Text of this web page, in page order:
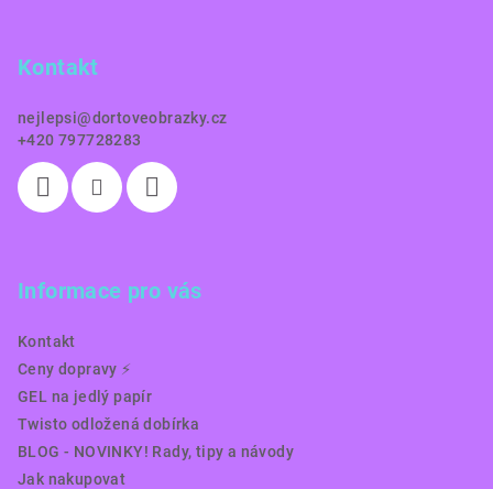
Kontakt
nejlepsi@dortoveobrazky.cz
+420 797728283
Informace pro vás
Kontakt
Ceny dopravy ⚡️
GEL na jedlý papír
Twisto odložená dobírka
BLOG - NOVINKY! Rady, tipy a návody
Jak nakupovat